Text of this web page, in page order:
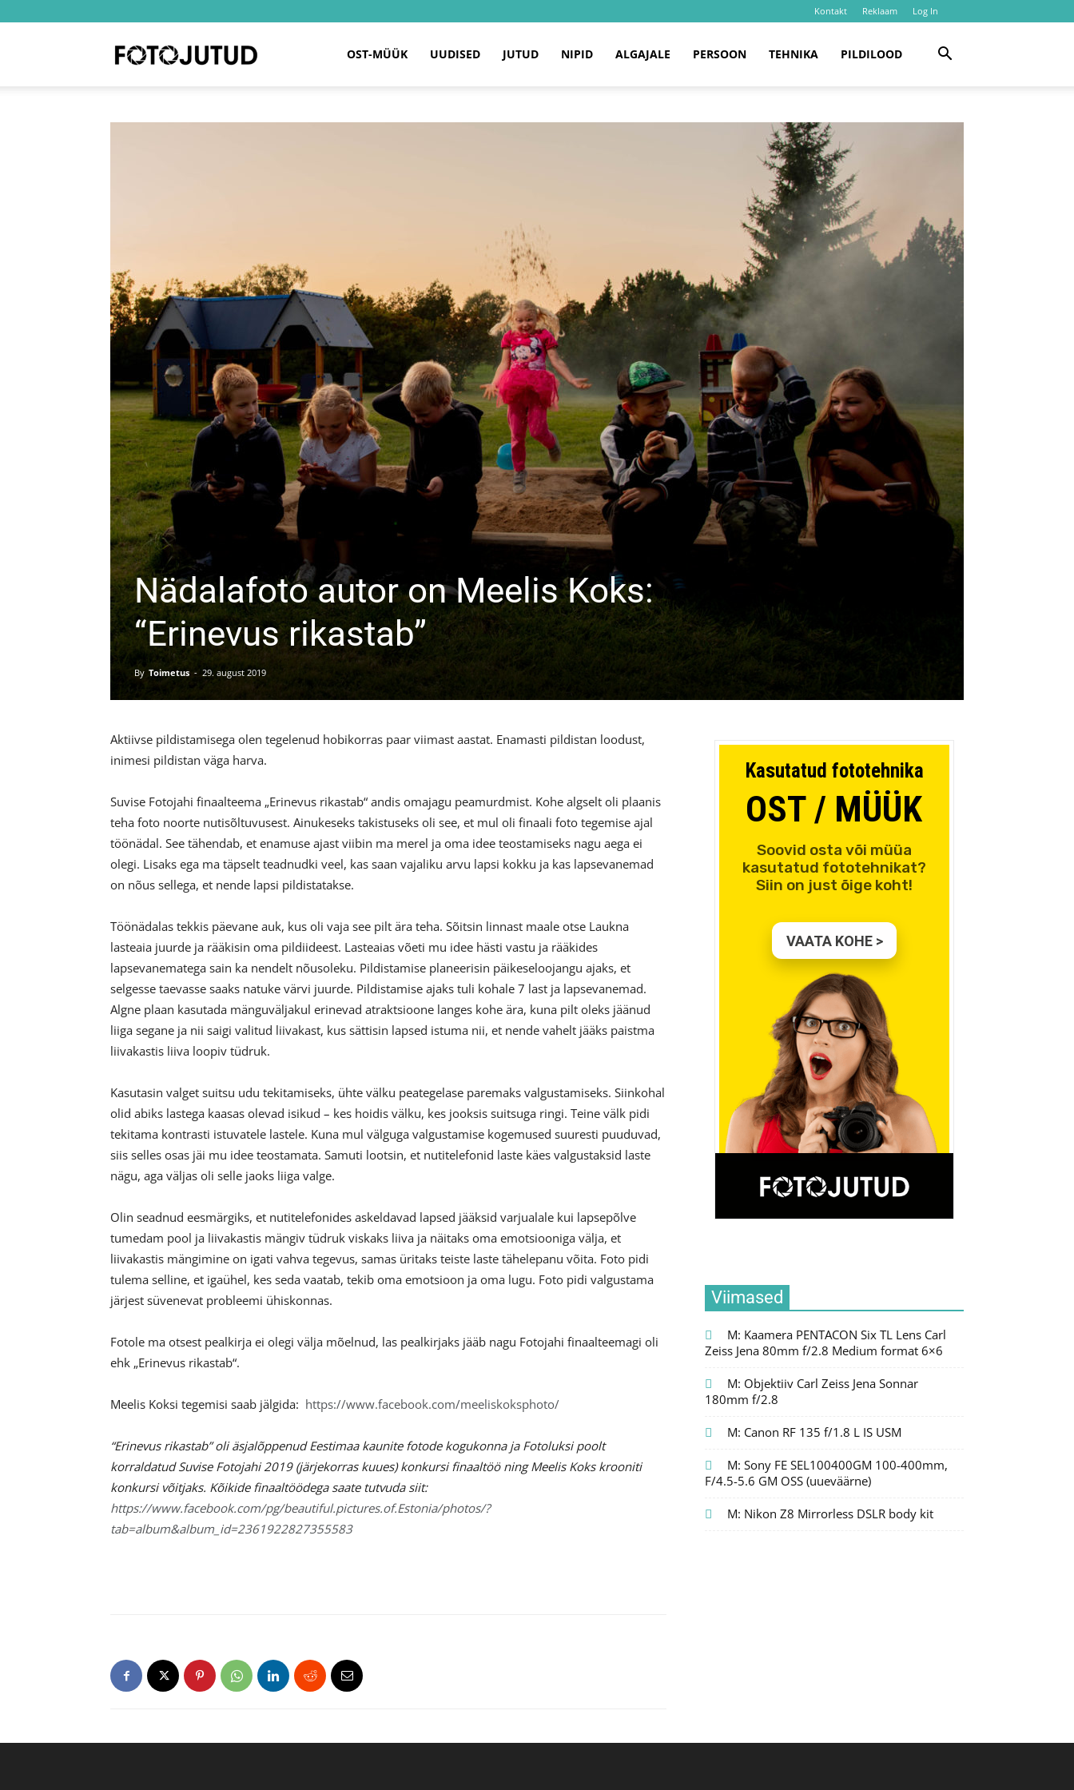
Kontakt Reklaam Log In
OST-MÜÜK UUDISED JUTUD NIPID ALGAJALE PERSOON TEHNIKA PILDILOOD
Nädalafoto autor on Meelis Koks:
“Erinevus rikastab”
By Toimetus - 29. august 2019
Aktiivse pildistamisega olen tegelenud hobikorras paar viimast aastat. Enamasti pildistan loodust,
inimesi pildistan väga harva.
Suvise Fotojahi finaalteema „Erinevus rikastab“ andis omajagu peamurdmist. Kohe algselt oli plaanis
teha foto noorte nutisõltuvusest. Ainukeseks takistuseks oli see, et mul oli finaali foto tegemise ajal
töönädal. See tähendab, et enamuse ajast viibin ma merel ja oma idee teostamiseks nagu aega ei
olegi. Lisaks ega ma täpselt teadnudki veel, kas saan vajaliku arvu lapsi kokku ja kas lapsevanemad
on nõus sellega, et nende lapsi pildistatakse.
Töönädalas tekkis päevane auk, kus oli vaja see pilt ära teha. Sõitsin linnast maale otse Laukna
lasteaia juurde ja rääkisin oma pildiideest. Lasteaias võeti mu idee hästi vastu ja rääkides
lapsevanematega sain ka nendelt nõusoleku. Pildistamise planeerisin päikeseloojangu ajaks, et
selgesse taevasse saaks natuke värvi juurde. Pildistamise ajaks tuli kohale 7 last ja lapsevanemad.
Algne plaan kasutada mänguväljakul erinevad atraktsioone langes kohe ära, kuna pilt oleks jäänud
liiga segane ja nii saigi valitud liivakast, kus sättisin lapsed istuma nii, et nende vahelt jääks paistma
liivakastis liiva loopiv tüdruk.
Kasutasin valget suitsu udu tekitamiseks, ühte välku peategelase paremaks valgustamiseks. Siinkohal
olid abiks lastega kaasas olevad isikud – kes hoidis välku, kes jooksis suitsuga ringi. Teine välk pidi
tekitama kontrasti istuvatele lastele. Kuna mul välguga valgustamise kogemused suuresti puuduvad,
siis selles osas jäi mu idee teostamata. Samuti lootsin, et nutitelefonid laste käes valgustaksid laste
nägu, aga väljas oli selle jaoks liiga valge.
Olin seadnud eesmärgiks, et nutitelefonides askeldavad lapsed jääksid varjualale kui lapsepõlve
tumedam pool ja liivakastis mängiv tüdruk viskaks liiva ja näitaks oma emotsiooniga välja, et
liivakastis mängimine on igati vahva tegevus, samas üritaks teiste laste tähelepanu võita. Foto pidi
tulema selline, et igaühel, kes seda vaatab, tekib oma emotsioon ja oma lugu. Foto pidi valgustama
järjest süvenevat probleemi ühiskonnas.
Fotole ma otsest pealkirja ei olegi välja mõelnud, las pealkirjaks jääb nagu Fotojahi finaalteemagi oli
ehk „Erinevus rikastab“.
Meelis Koksi tegemisi saab jälgida: https://www.facebook.com/meeliskoksphoto/
“Erinevus rikastab” oli äsjalõppenud Eestimaa kaunite fotode kogukonna ja Fotoluksi poolt
korraldatud Suvise Fotojahi 2019 (järjekorras kuues) konkursi finaaltöö ning Meelis Koks krooniti
konkursi võitjaks. Kõikide finaaltöödega saate tutvuda siit:
https://www.facebook.com/pg/beautiful.pictures.of.Estonia/photos/?
tab=album&album_id=2361922827355583
Viimased
M: Kaamera PENTACON Six TL Lens Carl
Zeiss Jena 80mm f/2.8 Medium format 6×6
M: Objektiiv Carl Zeiss Jena Sonnar
180mm f/2.8
M: Canon RF 135 f/1.8 L IS USM
M: Sony FE SEL100400GM 100-400mm,
F/4.5-5.6 GM OSS (uueväärne)
M: Nikon Z8 Mirrorless DSLR body kit